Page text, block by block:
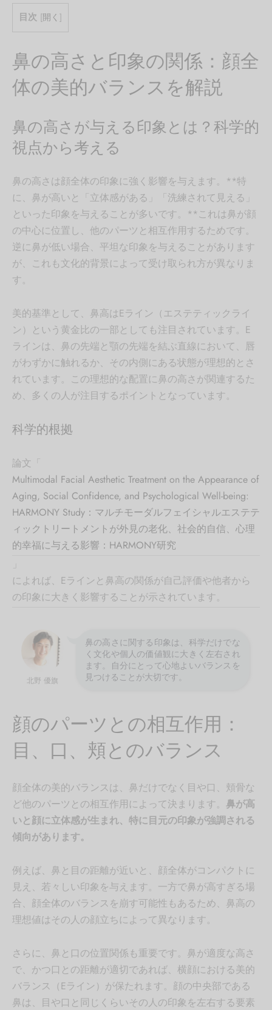
目次 [開く ]
鼻の高さと印象の関係：顔全
体の美的バランスを解説
鼻の高さが与える印象とは？科学的
視点から考える
鼻の高さは顔全体の印象に強く影響を与えます。**特
に、鼻が高いと「立体感がある」「洗練されて見える」
といった印象を与えることが多いです。**これは鼻が顔
の中心に位置し、他のパーツと相互作用するためです。
逆に鼻が低い場合、平坦な印象を与えることがあります
が、これも文化的背景によって受け取られ方が異なりま
す。
美的基準として、鼻高はEライン（エステティックライ
ン）という黄金比の一部としても注目されています。E
ラインは、鼻の先端と顎の先端を結ぶ直線において、唇
がわずかに触れるか、その内側にある状態が理想的とさ
れています。この理想的な配置に鼻の高さが関連するた
め、多くの人が注目するポイントとなっています。
科学的根拠
論文「
Multimodal Facial Aesthetic Treatment on the Appearance of
Aging, Social Confidence, and Psychological Well-being:
HARMONY Study：マルチモーダルフェイシャルエステテ
ィックトリートメントが外見の老化、社会的自信、心理
的幸福に与える影響：HARMONY研究
によれば、Eラインと鼻高の関係が自己評価や他者から
の印象に大きく影響することが示されています。
北野 優旗
鼻の高さに関する印象は、科学だけでな
く文化や個人の価値観に大きく左右され
ます。自分にとって心地よいバランスを
見つけることが大切です。
顔のパーツとの相互作用：
目、口、頬とのバランス
顔全体の美的バランスは、鼻だけでなく目や口、頬骨な
ど他のパーツとの相互作用によって決まります。 鼻が高
いと顔に立体感が生まれ、特に目元の印象が強調される
傾向があります。
例えば、鼻と目の距離が近いと、顔全体がコンパクトに
見え、若々しい印象を与えます。一方で鼻が高すぎる場
合、顔全体のバランスを崩す可能性もあるため、鼻高の
理想値はその人の顔立ちによって異なります。
さらに、鼻と口の位置関係も重要です。鼻が適度な高さ
で、かつ口との距離が適切であれば、横顔における美的
バランス（Eライン）が保たれます。顔の中央部である
鼻は、目や口と同じくらいその人の印象を左右する要素